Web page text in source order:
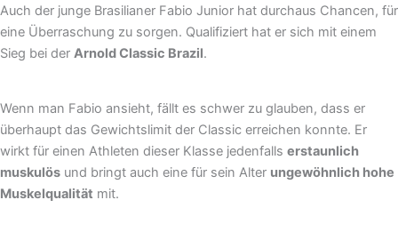
Auch der junge Brasilianer Fabio Junior hat durchaus Chancen, für
eine Überraschung zu sorgen. Qualifiziert hat er sich mit einem
Sieg bei der Arnold Classic Brazil.
Wenn man Fabio ansieht, fällt es schwer zu glauben, dass er
überhaupt das Gewichtslimit der Classic erreichen konnte. Er
wirkt für einen Athleten dieser Klasse jedenfalls erstaunlich
muskulös und bringt auch eine für sein Alter ungewöhnlich hohe
Muskelqualität mit.